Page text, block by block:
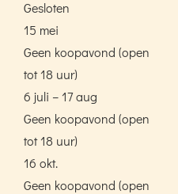
Gesloten
15 mei
Geen koopavond (open
tot 18 uur)
6 juli – 17 aug
Geen koopavond (open
tot 18 uur)
16 okt.
Geen koopavond (open